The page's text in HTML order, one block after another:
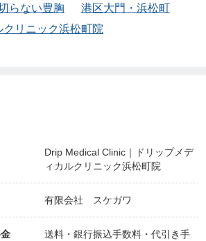
らない豊胸
港区大門・浜松町
クリニック浜松町院
Drip Medical Clinic｜ドリップメデ
ィカルクリニック浜松町院
有限会社 スケガワ
送料・銀行振込手数料・代引き手